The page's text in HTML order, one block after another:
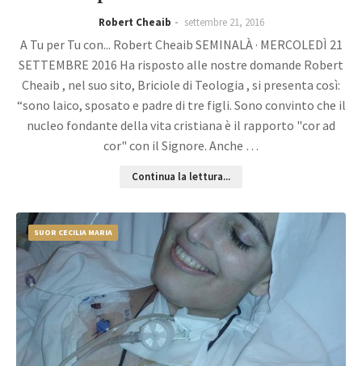
Robert Cheaib settembre 21, 2016
A Tu per Tu con... Robert Cheaib SEMINALÀ · MERCOLEDÌ 21
SETTEMBRE 2016 Ha risposto alle nostre domande Robert
Cheaib , nel suo sito, Briciole di Teologia , si presenta così:
“sono laico, sposato e padre di tre figli. Sono convinto che il
nucleo fondante della vita cristiana è il rapporto "cor ad
cor" con il Signore. Anche …
Continua la lettura...
SUOR CECILIA MARIA